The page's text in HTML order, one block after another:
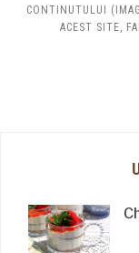
CONTINUTULUI
ACEST SITE,